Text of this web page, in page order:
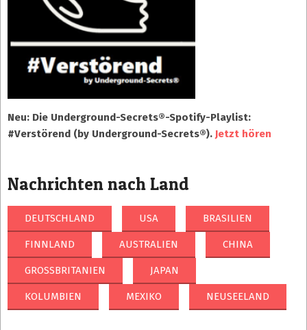
Neu: Die Underground-Secrets®-Spotify-Playlist:
#Verstörend (by Underground-Secrets®). Jetzt hören
Nachrichten nach Land
DEUTSCHLAND USA BRASILIEN
FINNLAND AUSTRALIEN CHINA
GROSSBRITANIEN JAPAN
KOLUMBIEN MEXIKO NEUSEELAND